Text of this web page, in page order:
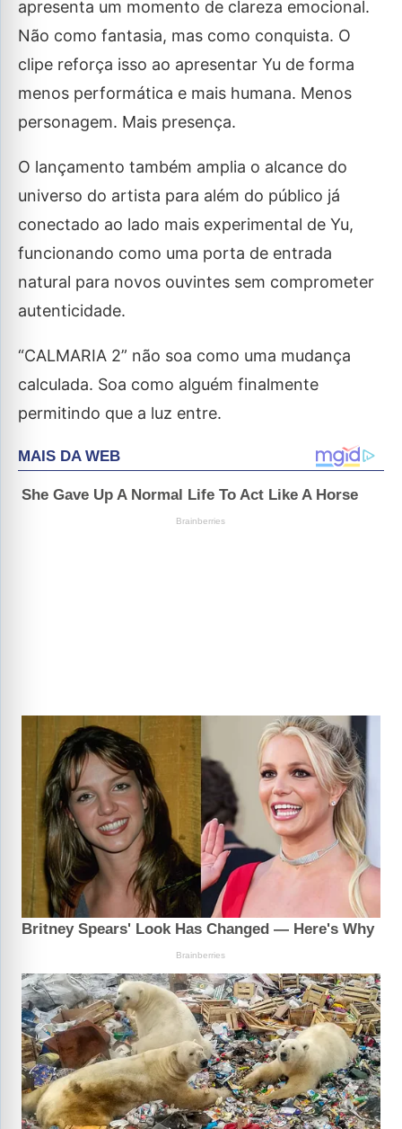
apresenta um momento de clareza emocional.
Não como fantasia, mas como conquista. O
clipe reforça isso ao apresentar Yu de forma
menos performática e mais humana. Menos
personagem. Mais presença.
O lançamento também amplia o alcance do
universo do artista para além do público já
conectado ao lado mais experimental de Yu,
funcionando como uma porta de entrada
natural para novos ouvintes sem comprometer
autenticidade.
“CALMARIA 2” não soa como uma mudança
calculada. Soa como alguém finalmente
permitindo que a luz entre.